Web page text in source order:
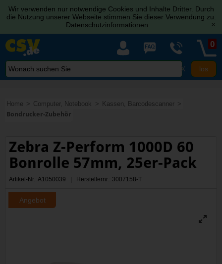
Wir verwenden nur notwendige Cookies und Inhalte Dritter. Durch
die Nutzung unserer Webseite stimmen Sie dieser Verwendung zu.
Datenschutzinformationen
[x]
X
0
Home Computer, Notebook
Kassen, Barcodescanner
Bondrucker-Zubehör
Zebra Z-Perform 1000D 60
Bonrolle 57mm, 25er-Pack
Artikel-Nr.: A1050039 | Herstellernr.: 3007158-T
Angebot